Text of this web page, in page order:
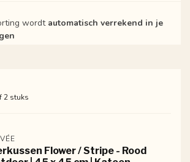
wordt automatisch verrekend in je
2 stuks
Flower / Stripe - Rood